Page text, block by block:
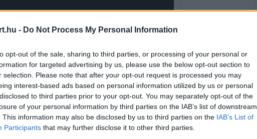
- Do Not Process My Personal Information
opt-out of the sale, sharing to third parties, or processing of your personal or
for targeted advertising by us, please use the below opt-out section to
selection. Please note that after your opt-out request is processed you may
interest-based ads based on personal information utilized by us or personal
to third parties prior to your opt-out. You may separately opt-out of the
of your personal information by third parties on the IAB’s list of downstream
This information may also be disclosed by us to third parties on the IAB’s List of
Participants that may further disclose it to other third parties.
az arany adja, amelyet piros, illetve zöld
elmondása alapján a vállalati